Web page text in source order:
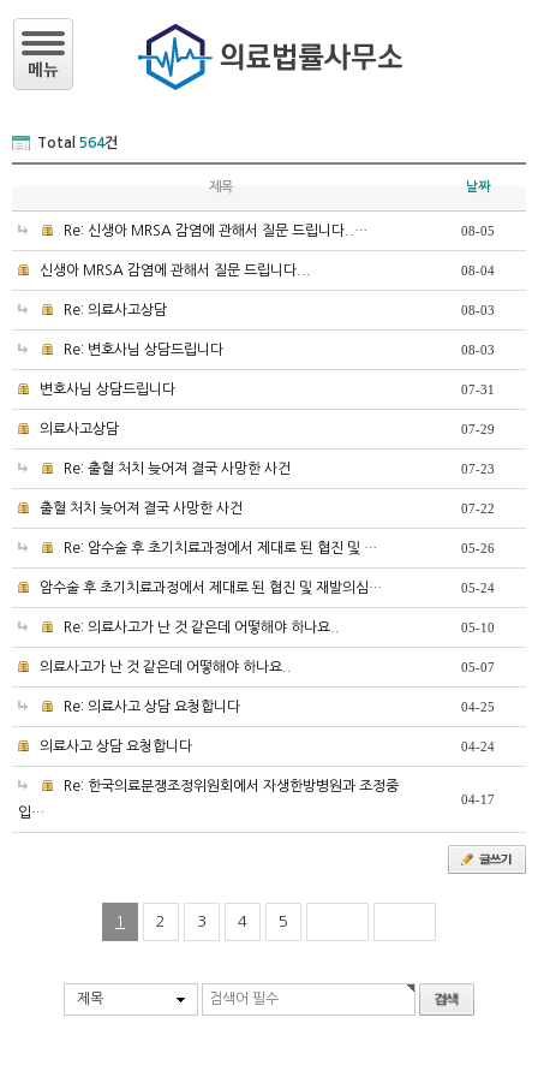
Total 564건
제목 날짜
Re: 신생아 MRSA 감염에 관해서 질문 드립니다..… 08-05
신생아 MRSA 감염에 관해서 질문 드립니다... 08-04
Re: 의료사고상담 08-03
Re: 변호사님 상담드립니다 08-03
변호사님 상담드립니다 07-31
의료사고상담 07-29
Re: 출혈 처치 늦어져 결국 사망한 사건 07-23
출혈 처치 늦어져 결국 사망한 사건 07-22
Re: 암수술 후 초기치료과정에서 제대로 된 협진 및 … 05-26
암수술 후 초기치료과정에서 제대로 된 협진 및 재발의심… 05-24
Re: 의료사고가 난 것 같은데 어떻해야 하나요.. 05-10
의료사고가 난 것 같은데 어떻해야 하나요.. 05-07
Re: 의료사고 상담 요청합니다 04-25
의료사고 상담 요청합니다 04-24
Re: 한국의료분쟁조정위원회에서 자생한방병원과 조정중
입…
04-17
1 2 3 4 5
제목